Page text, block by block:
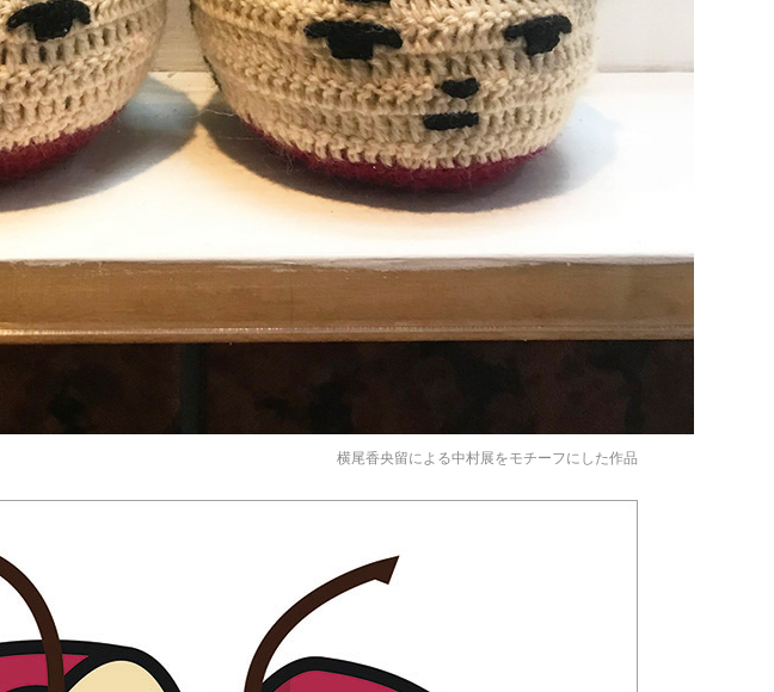
横尾香央留による中村展をモチーフにした作品